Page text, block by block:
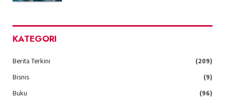
KATEGORI
Berita Terkini
(209)
Bisnis
(9)
Buku
(96)